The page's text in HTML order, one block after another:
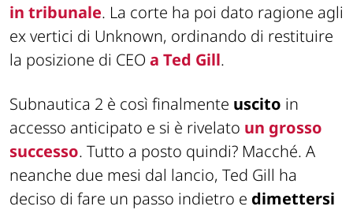
in tribunale. La corte ha poi dato ragione agli
ex vertici di Unknown, ordinando di restituire
la posizione di CEO a Ted Gill.
Subnautica 2 è così finalmente uscito in
accesso anticipato e si è rivelato un grosso
successo. Tutto a posto quindi? Macché. A
neanche due mesi dal lancio, Ted Gill ha
deciso di fare un passo indietro e dimettersi